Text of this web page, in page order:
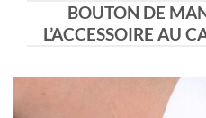
BOUTON DE
L’ACCESSOIRE AU